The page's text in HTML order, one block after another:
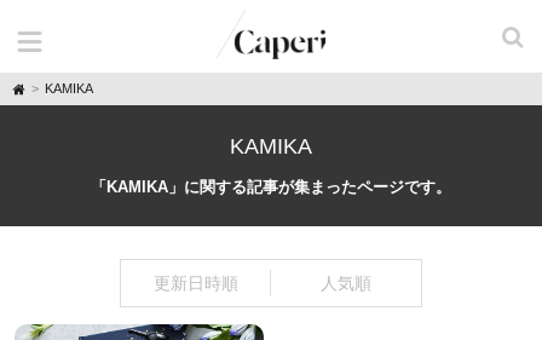
H
o
KAMIKA
KAMIKA
「KAMIKA」に関する記事が集まったページです。
更新日時順 人気順